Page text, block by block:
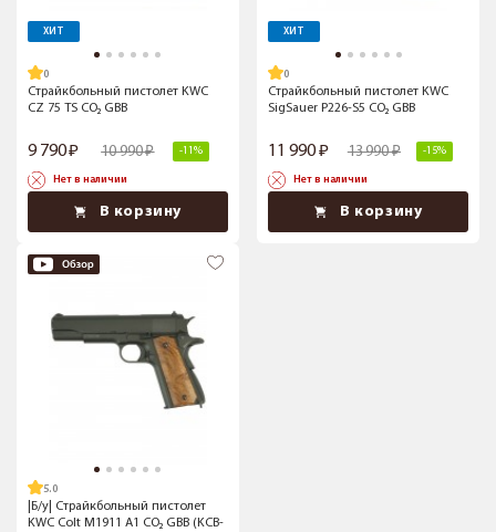
ХИТ
Страйкбольный пистолет KWC
CZ 75 TS CO₂ GBB
9 790 10 990 -11%
Нет в наличии
В корзину
ХИТ
Страйкбольный пистолет KWC
SigSauer P226-S5 CO₂ GBB
11 990 13 990 -15%
Нет в наличии
В корзину
5.0
|Б/у| Страйкбольный пистолет
KWC Colt M1911 A1 CO₂ GBB (KCB-